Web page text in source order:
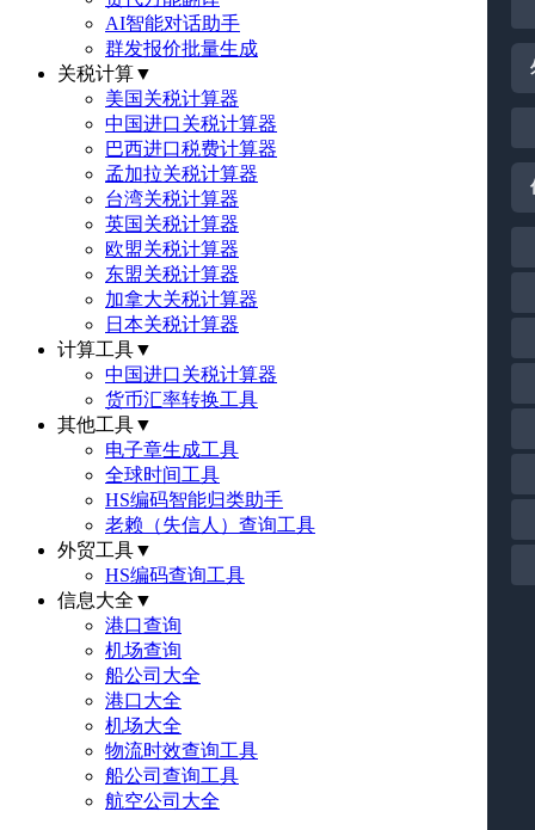
AI智能对话助手
群发报价批量生成
关税计算▼
美国关税计算器
中国进口关税计算器
巴西进口税费计算器
孟加拉关税计算器
台湾关税计算器
英国关税计算器
欧盟关税计算器
东盟关税计算器
加拿大关税计算器
日本关税计算器
计算工具▼
中国进口关税计算器
货币汇率转换工具
其他工具▼
电子章生成工具
全球时间工具
HS编码智能归类助手
老赖（失信人）查询工具
外贸工具▼
HS编码查询工具
信息大全 ▼
港口查询
机场查询
船公司大全
港口大全
机场大全
物流时效查询工具
船公司查询工具
航空公司大全